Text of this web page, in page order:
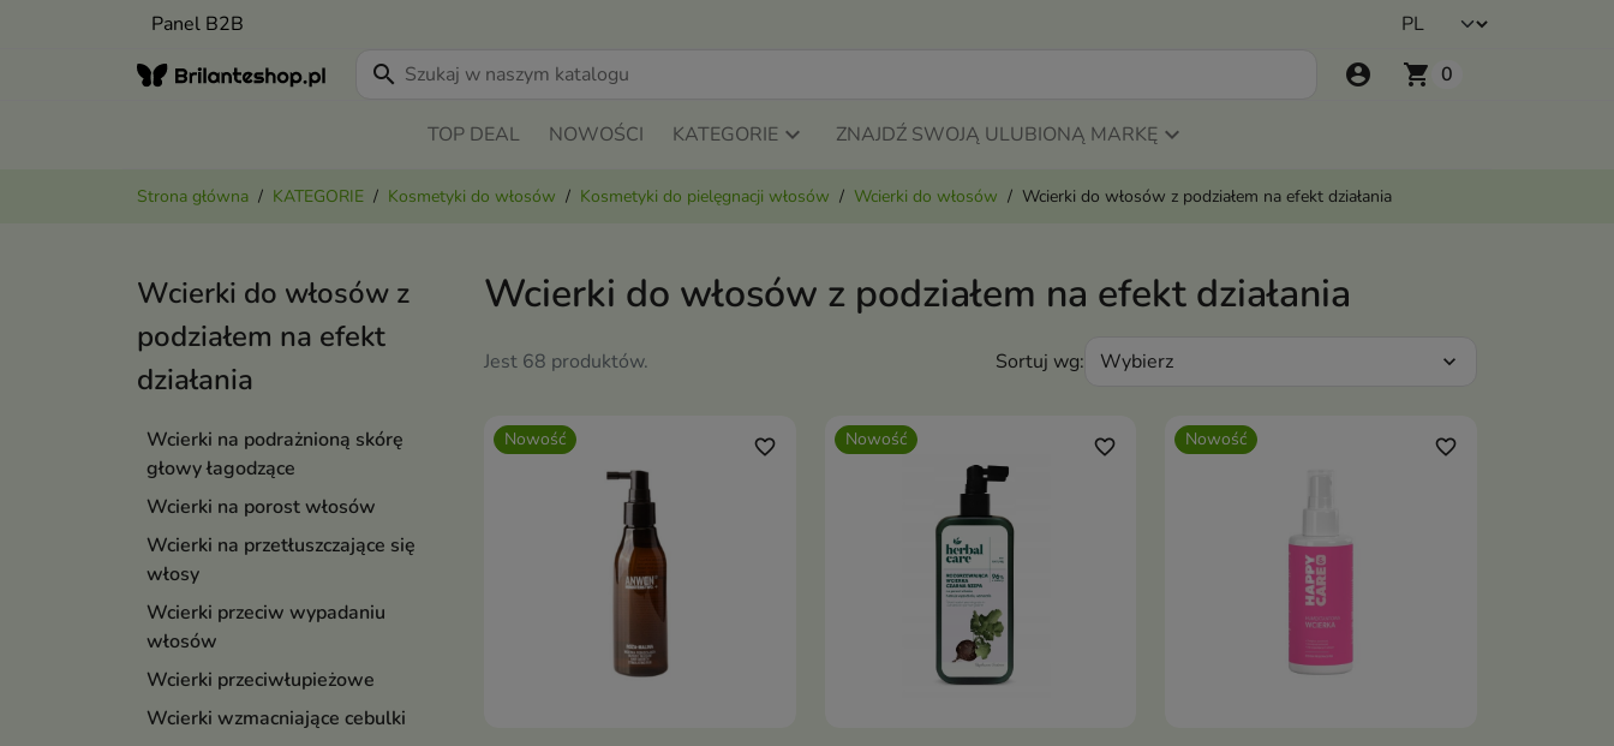
Panel B2B
search account_circle shopping_cart 0
TOP DEAL NOWOŚCI KATEGORIE ZNAJDŹ SWOJĄ ULUBIONĄ MARKĘ
Strona główna KATEGORIE Kosmetyki do włosów Kosmetyki do pielęgnacji włosów Wcierki do włosów Wcierki do włosów z podziałem na efekt działania
Wcierki do włosów z
podziałem na efekt
działania
Wcierki na podrażnioną skórę
głowy łagodzące
Wcierki na porost włosów
Wcierki na przetłuszczające się
włosy
Wcierki przeciw wypadaniu
włosów
Wcierki przeciwłupieżowe
Wcierki wzmacniające cebulki
Wcierki do włosów z podziałem na efekt działania
Jest 68 produktów. Sortuj wg: Wybierz expand_more
Nowość favorite_border Nowość favorite_border Nowość favorite_border